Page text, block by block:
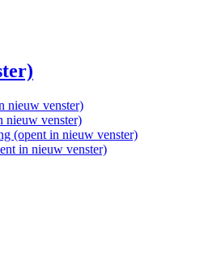
nieuw venster)
nieuw venster)
(opent in nieuw venster)
in nieuw venster)